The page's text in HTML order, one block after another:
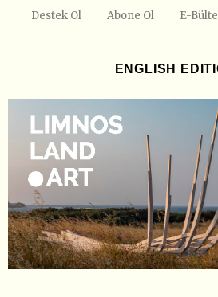
Destek Ol Abone Ol E-
ENGLISH